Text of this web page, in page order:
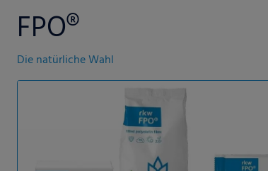
FPO®
Die natürliche Wahl